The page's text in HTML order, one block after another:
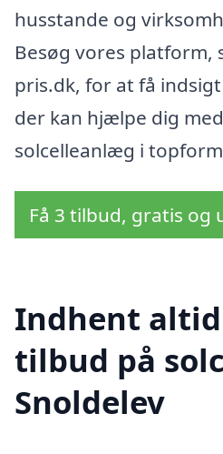
husstande og
Besøg vores platform,
pris.dk, for at få
der kan hjælpe dig
solcelleanlæg i
Få 3 tilbud, gratis og
Indhent
tilbud på
Snoldelev